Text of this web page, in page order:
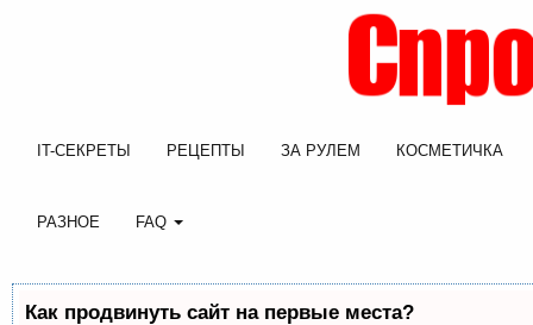
IT-СЕКРЕТЫ РЕЦЕПТЫ ЗА РУЛЕМ КОСМЕТИЧКА
РАЗНОЕ FAQ
Как продвинуть сайт на первые места?